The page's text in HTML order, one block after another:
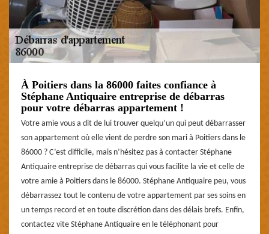
À Poitiers dans la 86000 faites confiance à
Stéphane Antiquaire entreprise de débarras
pour votre débarras appartement !
Votre amie vous a dit de lui trouver quelqu’un qui peut débarrasser
son appartement où elle vient de perdre son mari à Poitiers dans le
86000 ? C’est difficile, mais n’hésitez pas à contacter Stéphane
Antiquaire entreprise de débarras qui vous facilite la vie et celle de
votre amie à Poitiers dans le 86000. Stéphane Antiquaire peu, vous
débarrassez tout le contenu de votre appartement par ses soins en
un temps record et en toute discrétion dans des délais brefs. Enfin,
contactez vite Stéphane Antiquaire en le téléphonant pour